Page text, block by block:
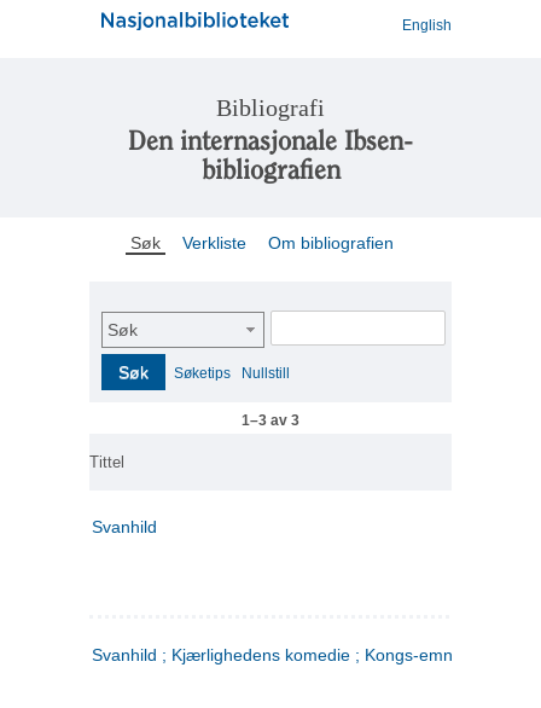
English
Bibliografi
Den internasjonale Ibsen-
bibliografien
Søk Verkliste Om bibliografien
Søk
Søk Søketips Nullstill
1–3 av 3
Tittel
Svanhild
Svanhild ; Kjærlighedens komedie ; Kongs-emnerne